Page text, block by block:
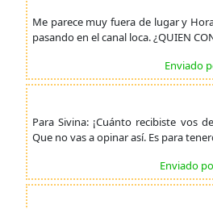
Me parece muy fuera de lugar y
pasando en el canal loca. ¿QUIEN
Enviado
Para Sivina: ¡Cuánto recibiste vos
Que no vas a opinar así. Es para
Enviado